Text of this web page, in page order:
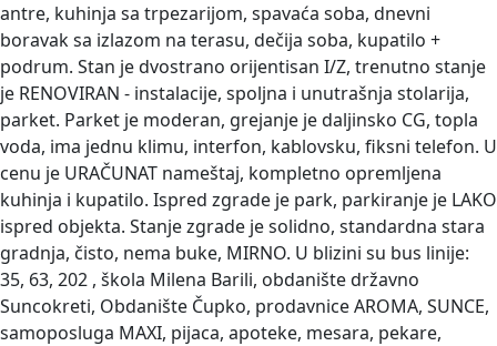
antre, kuhinja sa trpezarijom, spavaća soba, dnevni
boravak sa izlazom na terasu, dečija soba, kupatilo +
podrum. Stan je dvostrano orijentisan I/Z, trenutno stanje
je RENOVIRAN - instalacije, spoljna i unutrašnja stolarija,
parket. Parket je moderan, grejanje je daljinsko CG, topla
voda, ima jednu klimu, interfon, kablovsku, fiksni telefon. U
cenu je URAČUNAT nameštaj, kompletno opremljena
kuhinja i kupatilo. Ispred zgrade je park, parkiranje je LAKO
ispred objekta. Stanje zgrade je solidno, standardna stara
gradnja, čisto, nema buke, MIRNO. U blizini su bus linije:
35, 63, 202 , škola Milena Barili, obdanište državno
Suncokreti, Obdanište Čupko, prodavnice AROMA, SUNCE,
samoposluga MAXI, pijaca, apoteke, mesara, pekare,